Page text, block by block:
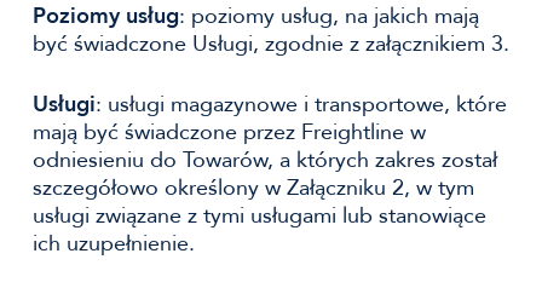
Poziomy usług: poziomy usług, na jakich mają
być świadczone Usługi, zgodnie z załącznikiem 3.
Usługi: usługi magazynowe i transportowe, które
mają być świadczone przez Freightline w
odniesieniu do Towarów, a których zakres został
szczegółowo określony w Załączniku 2, w tym
usługi związane z tymi usługami lub stanowiące
ich uzupełnienie.